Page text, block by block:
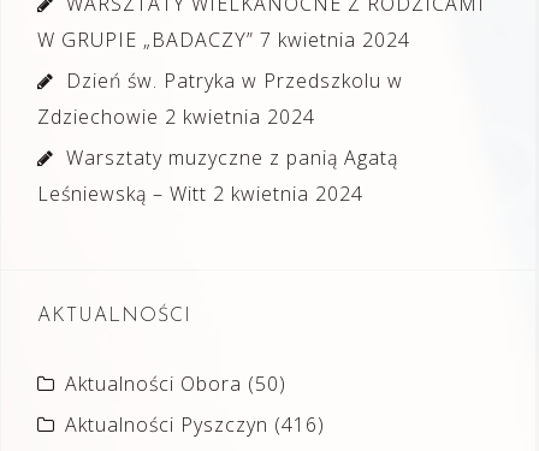
W GRUPIE „BADACZY” 7 kwietnia 2024
Dzień św. Patryka w Przedszkolu w
Zdziechowie 2 kwietnia 2024
Warsztaty muzyczne z panią Agatą
Leśniewską – Witt 2 kwietnia 2024
AKTUALNOŚCI
Aktualności Obora (50)
Aktualności Pyszczyn (416)